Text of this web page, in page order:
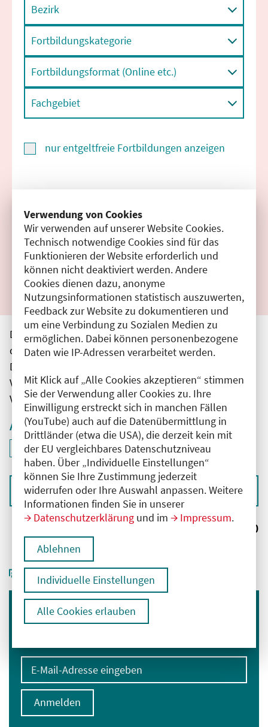
Verwendung von Cookies
Wir verwenden auf unserer Website Cookies.
Technisch notwendige Cookies sind für das
Funktionieren der Website erforderlich und
können nicht deaktiviert werden. Andere
Cookies dienen dazu, anonyme
Nutzungsinformationen statistisch auszuwerten,
Feedback zur Website zu dokumentieren und
um eine Verbindung zu Sozialen Medien zu
ermöglichen. Dabei können personenbezogene
Daten wie IP-Adressen verarbeitet werden.
Mit Klick auf „Alle Cookies akzeptieren“ stimmen
Sie der Verwendung aller Cookies zu. Ihre
Einwilligung erstreckt sich in manchen Fällen
(YouTube) auch auf die Datenübermittlung in
Drittländer (etwa die USA), die derzeit kein mit
der EU vergleichbares Datenschutzniveau
haben. Über „Individuelle Einstellungen“
können Sie Ihre Zustimmung jederzeit
widerrufen oder Ihre Auswahl anpassen. Weitere
Informationen finden Sie in unserer
Datenschutzerklärung und im Impressum.
Ablehnen
Individuelle Einstellungen
Alle Cookies erlauben
Bezirk
Fortbildungskategorie
Fortbildungsformat (Online etc.)
Fachgebiet
nur entgeltfreie Fortbildungen anzeigen
Filter zurücksetzen
Ergebnisse drucken
Die hier aufgeführten Veranstaltungen entsprechen
den unmittelbar vom Veranstalter getätigten Angaben.
Die Ärztekammer Berlin übernimmt keine
Verantwortung für den Inhalt, die Haftung obliegt dem
Veranstalter.
Aktive Filter
Filter
ID: ANT-2503993
deaktivieren und Suchergebnisse neu laden
Sortieren nach
Ergebnisse: 0
Immer informiert bleiben
E-Mail-Adresse eingeben
Anmelden